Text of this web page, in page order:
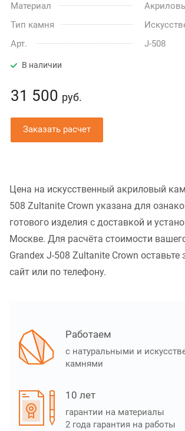
Материал
Тип камня
Арт.
J-508
В наличии
31 500 руб.
Заказать расчет
Цена на искусственный акриловый
508 Zultanite Crown указана для
готового изделия с доставкой и
Москве. Для расчёта стоимости
Grandex J-508 Zultanite Crown оставьте
сайт или по телефону.
Работаем
с натуральными и
камнями
10 лет
гарантии на материалы
2 года гарантия на работы